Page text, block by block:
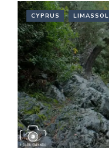
CYPRUS LIMASSOL